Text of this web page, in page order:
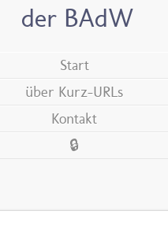
der BAdW
Start
über Kurz-URLs
Kontakt
🔒